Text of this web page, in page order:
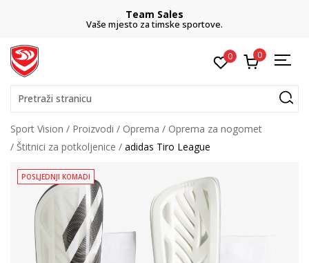
Team Sales
Vaše mjesto za timske sportove.
0 0
Pretraži stranicu
Sport Vision Proizvodi Oprema
Oprema za nogomet
Štitnici za potkoljenice
adidas Tiro League
POSLJEDNJI KOMADI